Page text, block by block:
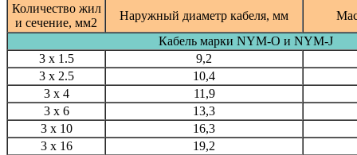
Количество жил
и сечение, мм2
Наружный диаметр кабеля, мм
Кабель марки NYM-O и NYM-J
3 x 1.5
9,2
3 x 2.5
10,4
3 x 4
11,9
3 x 6
13,3
3 x 10
16,3
3 x 16
19,2